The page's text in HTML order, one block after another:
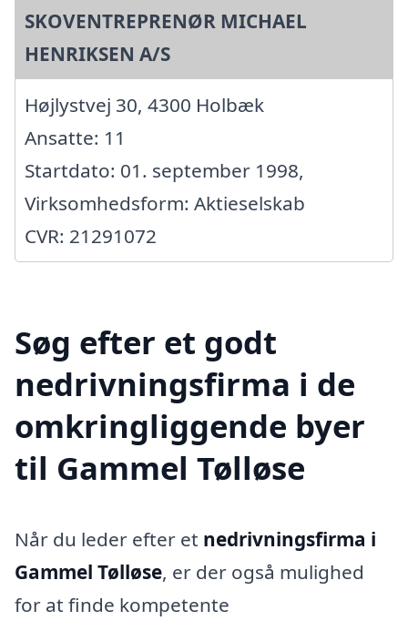
SKOVENTREPRENØR MICHAEL
HENRIKSEN A/S
Højlystvej 30, 4300 Holbæk
Ansatte: 11
Startdato: 01. september 1998,
Virksomhedsform: Aktieselskab
CVR: 21291072
Søg efter et godt
nedrivningsfirma i de
omkringliggende byer
til Gammel Tølløse
Når du leder efter et nedrivningsfirma i
Gammel Tølløse, er der også mulighed
for at finde kompetente